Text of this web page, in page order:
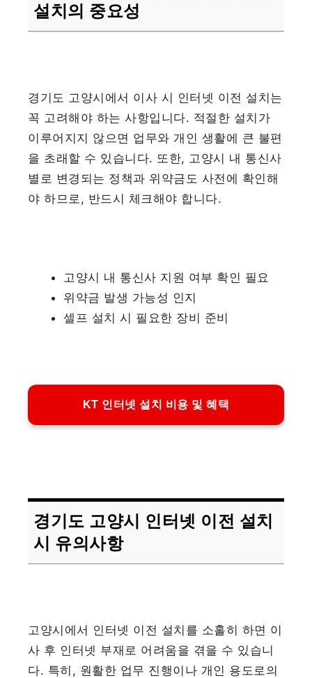
설치의 중요성
경기도 고양시에서 이사 시 인터넷 이전 설치는
꼭 고려해야 하는 사항입니다. 적절한 설치가
이루어지지 않으면 업무와 개인 생활에 큰 불편
을 초래할 수 있습니다. 또한, 고양시 내 통신사
별로 변경되는 정책과 위약금도 사전에 확인해
야 하므로, 반드시 체크해야 합니다.
고양시 내 통신사 지원 여부 확인 필요
위약금 발생 가능성 인지
셀프 설치 시 필요한 장비 준비
KT 인터넷 설치 비용 및 혜택
경기도 고양시 인터넷 이전 설치
시 유의사항
고양시에서 인터넷 이전 설치를 소홀히 하면 이
사 후 인터넷 부재로 어려움을 겪을 수 있습니
다. 특히, 원활한 업무 진행이나 개인 용도로의